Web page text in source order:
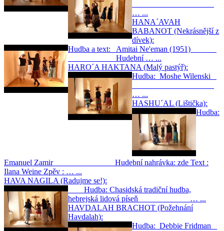
… ...
HANA´AVAH
BABANOT (Nekrásnější z
dívek):
Hudba a text: Amitai Ne'eman (1951)
Hudební … ...
HARO´A HAKTANA (Malý pastýř):
Hudba: Moshe Wilenski
… ...
HASHU´AL (Lištička):
Hudba:
Emanuel Zamir Hudební nahrávka: zde Text :
Ilana Weine Zpěv : … ...
HAVA NAGILA (Radujme se!):
Hudba: Chasidská tradiční hudba,
hebrejská lidová píseň … ...
HAVDALAH BRACHOT (Požehnání
Havdalah):
Hudba: Debbie Fridman